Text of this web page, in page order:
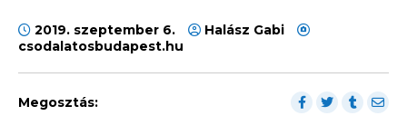
2019. szeptember 6.
Halász Gabi
csodalatosbudapest.hu
Megosztás: